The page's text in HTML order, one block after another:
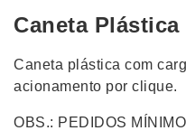
Caneta Plástica
Caneta plástica com
acionamento por clique.
OBS.: PEDIDOS